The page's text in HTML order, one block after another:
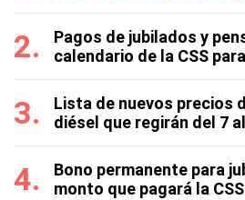
Pagos de jubilados y
calendario de la CSS
Lista de nuevos precios
diésel que regirán del 7
Bono permanente para
monto que pagará la